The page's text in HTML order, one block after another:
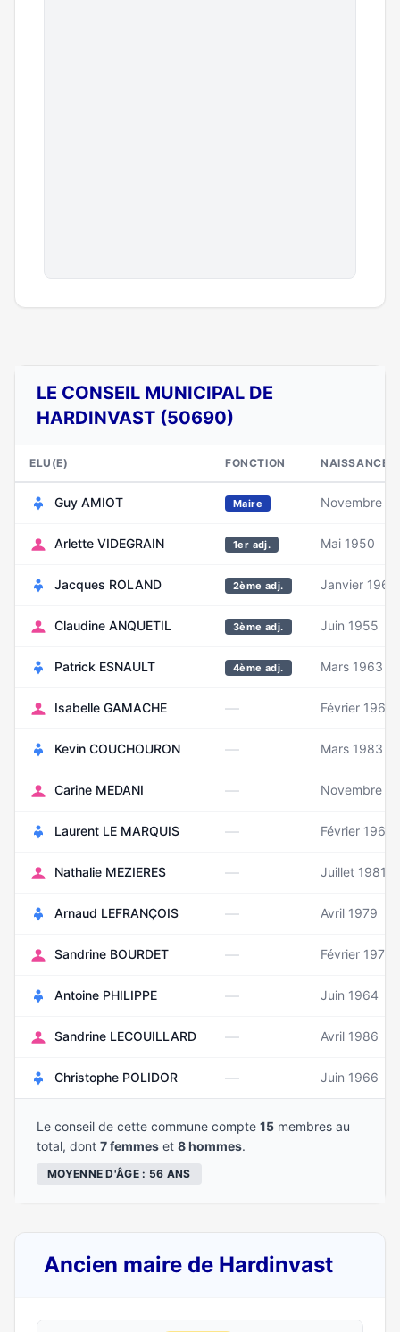
LE CONSEIL MUNICIPAL DE
HARDINVAST (50690)
ELU(E) FONCTION NAISSANCE
Guy AMIOT Maire Novembre
Arlette VIDEGRAIN 1er adj. Mai 1950
Jacques ROLAND 2ème adj. Janvier 1965
Claudine ANQUETIL 3ème adj. Juin 1955
Patrick ESNAULT 4ème adj. Mars 1963
Isabelle GAMACHE — Février 1967
Kevin COUCHOURON — Mars 1983
Carine MEDANI — Novembre
Laurent LE MARQUIS — Février 1964
Nathalie MEZIERES — Juillet 1981
Arnaud LEFRANÇOIS — Avril 1979
Sandrine BOURDET — Février 1977
Antoine PHILIPPE — Juin 1964
Sandrine LECOUILLARD — Avril 1986
Christophe POLIDOR — Juin 1966
Le conseil de cette commune compte 15 membres au
total, dont 7 femmes et 8 hommes.
MOYENNE D'ÂGE : 56 ANS
Ancien maire de Hardinvast